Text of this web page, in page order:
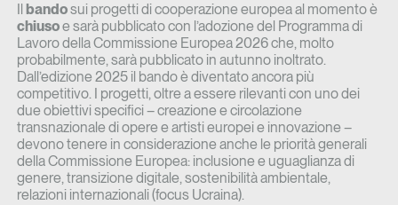
Il bandosui progetti di cooperazione europea al momento è
chiusoe sarà pubblicato con l’adozione del Programma di
Lavoro della Commissione Europea 2026 che, molto
probabilmente, sarà pubblicato in autunno inoltrato.
Dall’edizione 2025 il bando è diventato ancora più
competitivo. I progetti, oltre a essere rilevanti con uno dei
due obiettivi specifici – creazione e circolazione
transnazionale di opere e artisti europei e innovazione –
devono tenere in considerazione anche le priorità generali
della Commissione Europea: inclusione e uguaglianza di
genere, transizione digitale, sostenibilità ambientale,
relazioni internazionali (focus Ucraina).